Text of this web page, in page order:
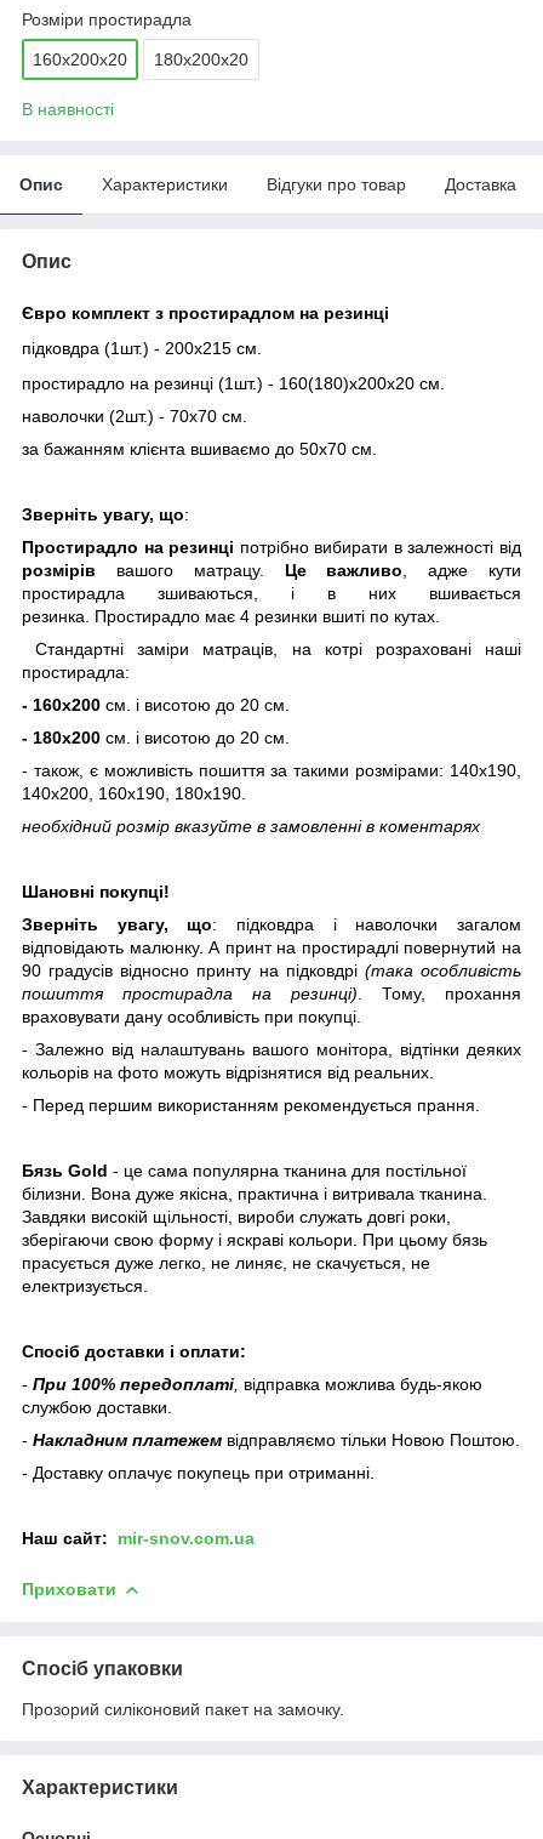
Розміри простирадла
160х200х20 180х200х20
В наявності
Опис Характеристики Відгуки про товар Доставка
Опис
Євро комплект з простирадлом на резинці
підковдра (1шт.) - 200х215 см.
простирадло на резинці (1шт.) - 160(180)х200х20 см.
наволочки (2шт.) - 70х70 см.
за бажанням клієнта вшиваємо до 50х70 см.
Зверніть увагу, що:
Простирадло на резинці потрібно вибирати в залежності від
розмірів вашого матрацу. Це важливо , адже кути
простирадла зшиваються, і в них вшивається
резинка. Простирадло має 4 резинки вшиті по кутах.
Стандартні заміри матраців, на котрі розраховані наші
простирадла:
- 160х200 см. і висотою до 20 см.
- 180х200 см. і висотою до 20 см.
- також, є можливість пошиття за такими розмірами: 140х190,
140х200, 160х190, 180х190.
необхідний розмір вказуйте в замовленні в коментарях
Шановні покупці!
Зверніть увагу, що: підковдра і наволочки загалом
відповідають малюнку. А принт на простирадлі повернутий на
90 градусів відносно принту на підковдрі (така особливість
пошиття простирадла на резинці) . Тому, прохання
враховувати дану особливість при покупці.
- Залежно від налаштувань вашого монітора, відтінки деяких
кольорів на фото можуть відрізнятися від реальних.
- Перед першим використанням рекомендується прання.
Бязь Gold - це сама популярна тканина для постільної
білизни. Вона дуже якісна, практична і витривала тканина.
Завдяки високій щільності, вироби служать довгі роки,
зберігаючи свою форму і яскраві кольори. При цьому бязь
прасується дуже легко, не линяє, не скачується, не
електризується.
Спосіб доставки і оплати:
- При 100% передоплаті відправка можлива будь-якою
службою доставки.
- Накладним платежем відправляємо тільки Новою Поштою.
- Доставку оплачує покупець при отриманні.
Наш сайт: mir-snov.com.ua
Приховати
Спосіб упаковки
Прозорий силіконовий пакет на замочку.
Характеристики